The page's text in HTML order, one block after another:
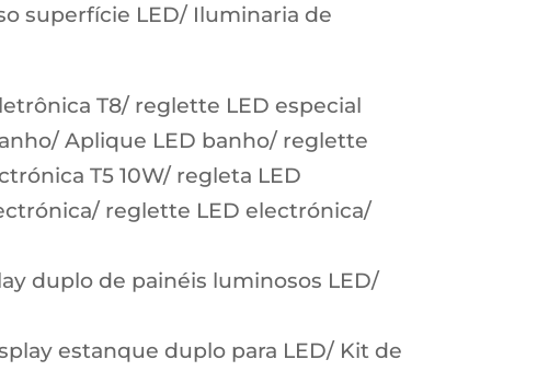
superfície LED/ Iluminaria de
T8/ reglette LED especial
Aplique LED banho/ reglette
T5 10W/ regleta LED
reglette LED electrónica/
duplo de painéis luminosos LED/
estanque duplo para LED/ Kit de